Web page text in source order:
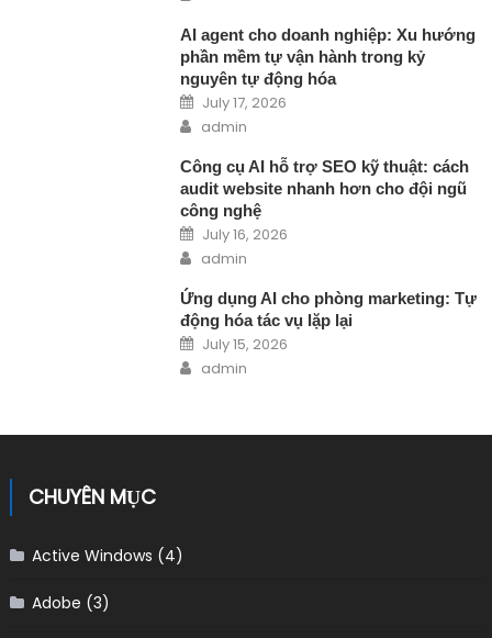
AI agent cho doanh nghiệp: Xu hướng
phần mềm tự vận hành trong kỷ
nguyên tự động hóa
Posted on
July 17, 2026
Author
admin
Công cụ AI hỗ trợ SEO kỹ thuật: cách
audit website nhanh hơn cho đội ngũ
công nghệ
Posted on
July 16, 2026
Author
admin
Ứng dụng AI cho phòng marketing: Tự
động hóa tác vụ lặp lại
Posted on
July 15, 2026
Author
admin
CHUYÊN MỤC
Active Windows (4)
Adobe (3)